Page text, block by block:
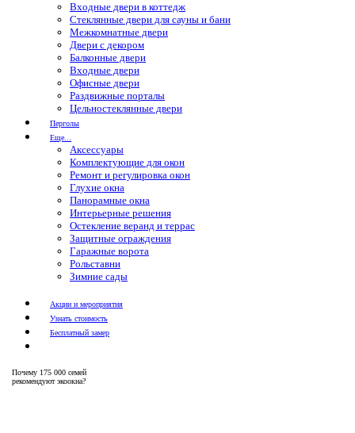
Входные двери в коттедж
Стеклянные двери для сауны и бани
Межкомнатные двери
Двери с декором
Балконные двери
Входные двери
Офисные двери
Раздвижные порталы
Цельностеклянные двери
Перголы
Еще...
Аксессуары
Комплектующие для окон
Ремонт и регулировка окон
Глухие окна
Панорамные окна
Интерьерные решения
Остекление веранд и террас
Защитные ограждения
Гаражные ворота
Рольставни
Зимние сады
Акции и мероприятия
Узнать стоимость
Бесплатный замер
Почему 175 000 семей
рекомендуют экоокна?